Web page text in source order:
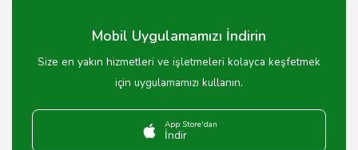
Mobil Uygulamamızı İndirin
Size en yakın hizmetleri ve işletmeleri kolayca keşfetmek
için uygulamamızı kullanın.
App Store'dan
İndir